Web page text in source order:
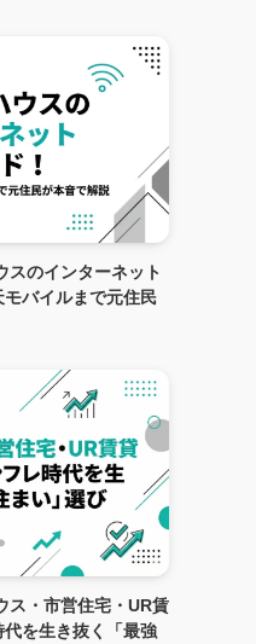
スのインターネット
バイルまで元住民
ス・市営住宅・UR賃
を生き抜く「最強